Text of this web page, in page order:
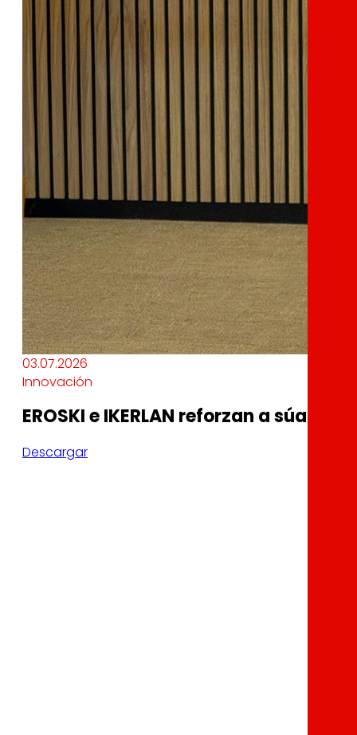
03.07.2026
Innovación
EROSKI e IKERLAN reforzan a súa
Descargar